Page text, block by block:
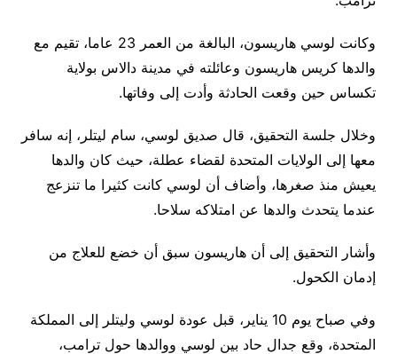
وكانت لوسي هاريسون، البالغة من العمر 23 عاما، تقيم مع
والدها كريس هاريسون وعائلته في مدينة دالاس بولاية
تكساس حين وقعت الحادثة وأدت إلى وفاتها.
وخلال جلسة التحقيق، قال صديق لوسي، سام ليتلر، إنه سافر
معها إلى الولايات المتحدة لقضاء عطلة، حيث كان والدها
يعيش منذ صغرها، وأضاف أن لوسي كانت كثيرا ما تنزعج
عندما يتحدث والدها عن امتلاكه سلاحا.
وأشار التحقيق إلى أن هاريسون سبق أن خضع للعلاج من
إدمان الكحول.
وفي صباح يوم 10 يناير، قبل عودة لوسي وليتلر إلى المملكة
المتحدة، وقع جدال حاد بين لوسي ووالدها حول ترامب،